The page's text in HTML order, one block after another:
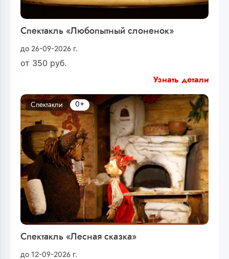
Спектакль «Любопытный слоненок»
до 26-09-2026 г.
от 350 руб.
Узнать детали
Спектакль «Лесная сказка»
до 12-09-2026 г.
Спектакли 0+